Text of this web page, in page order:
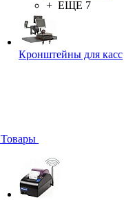
+ ЕЩЕ 7
Кронштейны для касс
Товары